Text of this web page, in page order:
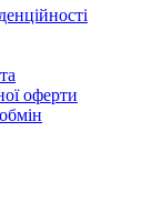
оферти